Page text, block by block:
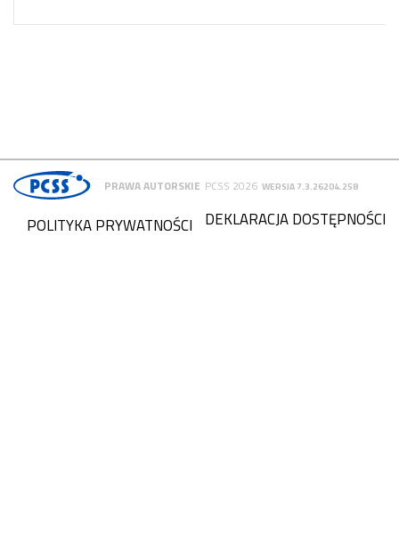
PRAWA AUTORSKIE PCSS 2026 WERSJA 7.3.26204.258
DEKLARACJA DOSTĘPNOŚCI
POLITYKA PRYWATNOŚCI